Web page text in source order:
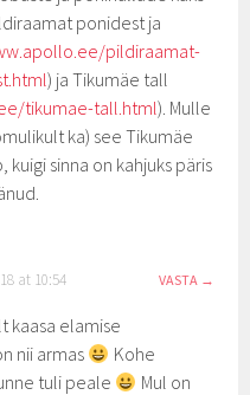
ponidest ja
pildiraamat-
) ja Tikumäe tall
tikumae-tall.html). Mulle
ka) see Tikumäe
sinna on kahjuks päris
at 10:54 VASTA
kaasa elamise
nii armas
Kohe
tuli peale
Mul on